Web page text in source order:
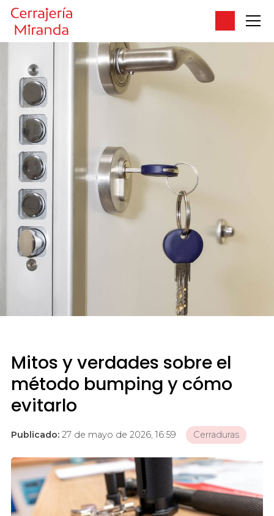
Mitos y verdades sobre el
método bumping y cómo
evitarlo
Publicado: 27 de mayo de 2026, 16:59 Cerraduras